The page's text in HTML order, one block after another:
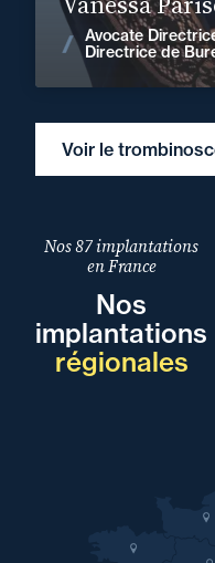
Voir le
Avocate
Directrice deVoir
Nos 87 implantations
en France
Nos
implantations
régionales